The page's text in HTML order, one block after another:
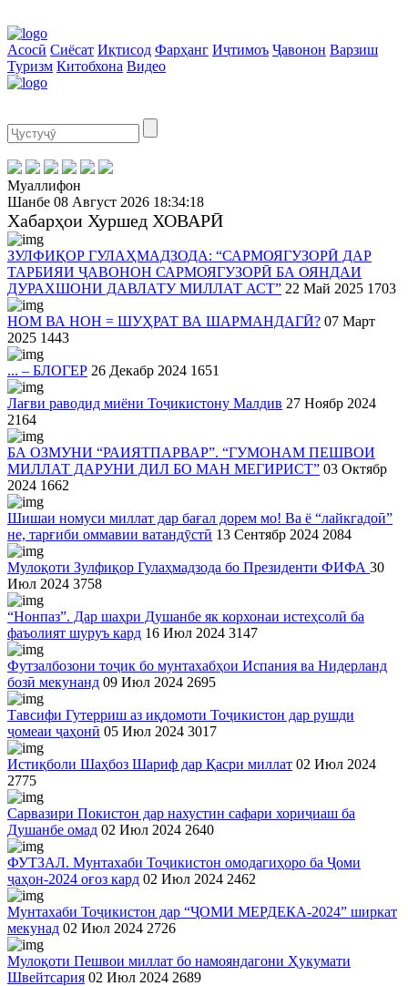
Асосӣ Сиёсат Иқтисод Фарҳанг Иҷтимоъ Ҷавонон Варзиш
Туризм Китобхона Видео
Муаллифон
Шанбе 08 Август 2026 18:34:19
Хабарҳои Хуршед ХОВАРӢ
ЗУЛФИҚОР ГУЛАҲМАДЗОДА: “САРМОЯГУЗОРӢ ДАР
ТАРБИЯИ ҶАВОНОН САРМОЯГУЗОРӢ БА ОЯНДАИ
ДУРАХШОНИ ДАВЛАТУ МИЛЛАТ АСТ” 22 Май 2025 1703
НОМ ВА НОН = ШУҲРАТ ВА ШАРМАНДАГӢ? 07 Март
2025 1443
... – БЛОГЕР 26 Декабр 2024 1651
Лағви раводид миёни Тоҷикистону Малдив 27 Ноябр 2024
2164
БА ОЗМУНИ “РАИЯТПАРВАР”. “ГУМОНАМ ПЕШВОИ
МИЛЛАТ ДАРУНИ ДИЛ БО МАН МЕГИРИСТ” 03 Октябр
2024 1662
Шишаи номуси миллат дар бағал дорем мо! Ва ё “лайкгадоӣ”
не, тарғиби оммавии ватандӯстӣ 13 Сентябр 2024 2084
Мулоқоти Зулфиқор Гулаҳмадзода бо Президенти ФИФА 30
Июл 2024 3758
“Нонпаз”. Дар шаҳри Душанбе як корхонаи истеҳсолӣ ба
фаъолият шуруъ кард 16 Июл 2024 3147
Футзалбозони тоҷик бо мунтахабҳои Испания ва Нидерланд
бозӣ мекунанд 09 Июл 2024 2695
Тавсифи Гутерриш аз иқдомоти Тоҷикистон дар рушди
ҷомеаи ҷаҳонӣ 05 Июл 2024 3017
Истиқболи Шаҳбоз Шариф дар Қасри миллат 02 Июл 2024
2775
Сарвазири Покистон дар нахустин сафари хориҷиаш ба
Душанбе омад 02 Июл 2024 2640
ФУТЗАЛ. Мунтахаби Тоҷикистон омодагиҳоро ба Ҷоми
ҷаҳон-2024 оғоз кард 02 Июл 2024 2462
Мунтахаби Тоҷикистон дар “ҶОМИ МЕРДЕКА-2024” ширкат
мекунад 02 Июл 2024 2726
Мулоқоти Пешвои миллат бо намояндагони Ҳукумати
Швейтсария 02 Июл 2024 2689